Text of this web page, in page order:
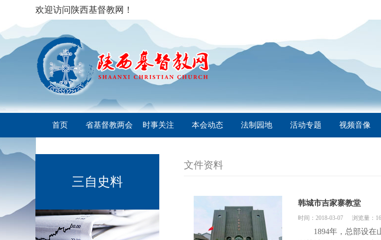
欢迎访问陕西基督教网！
首页 省基督教两会 时事关注 本会动态 法制园地 活动专题 视频音像
三自史料
文件资料
韩城市吉家寨教堂
时间：2018-03-07 浏览量：
1894年，总部设在山